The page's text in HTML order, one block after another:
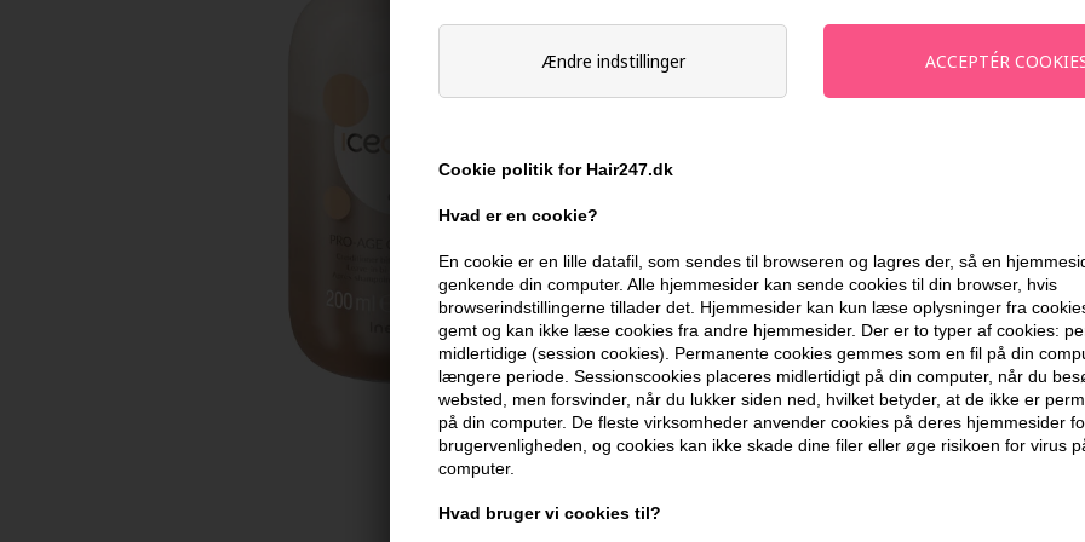
Ændre indstillinger
Cookie politik for Hair247.dk
Hvad er en cookie?
En cookie er en lille datafil, som sendes til browseren og lagres der, så en
genkende din computer. Alle hjemmesider kan sende cookies til din browser, hvis
browserindstillingerne tillader det. Hjemmesider kan kun læse oplysninger fra
gemt og kan ikke læse cookies fra andre hjemmesider. Der er to typer af cookies:
midlertidige (session cookies). Permanente cookies gemmes som en fil på din
længere periode. Sessionscookies placeres midlertidigt på din computer, når du
websted, men forsvinder, når du lukker siden ned, hvilket betyder, at de ikke er
på din computer. De fleste virksomheder anvender cookies på deres hjemmesider
brugervenligheden, og cookies kan ikke skade dine filer eller øge risikoen for virus
computer.
Hvad bruger vi cookies til?
På lager- Leveringstid 1-2 dage
BESKRIVELSE ANMELDELSER
Ice Cream Argan Conditioner Spray
Egenskaber
Få volumen og glans med Ice Cream